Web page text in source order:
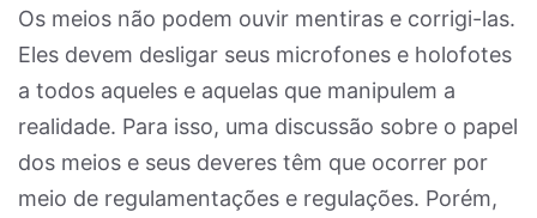
Os meios não podem ouvir mentiras e corrigi-las.
Eles devem desligar seus microfones e holofotes
a todos aqueles e aquelas que manipulem a
realidade. Para isso, uma discussão sobre o papel
dos meios e seus deveres têm que ocorrer por
meio de regulamentações e regulações. Porém,